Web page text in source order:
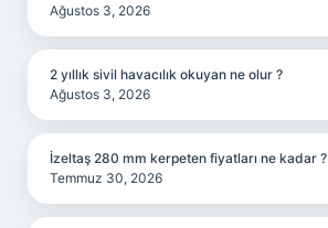
Ağustos 3, 2026
2 yıllık sivil havacılık okuyan ne olur ?
Ağustos 3, 2026
İzeltaş 280 mm kerpeten fiyatları ne kadar ?
Temmuz 30, 2026